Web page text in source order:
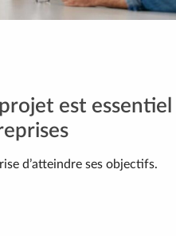
est essentiel
d’atteindre ses objectifs.